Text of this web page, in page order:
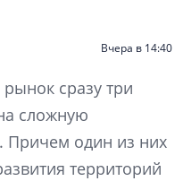
Вчера в 14:40
сразу три
сложную
Причем один из них
территорий